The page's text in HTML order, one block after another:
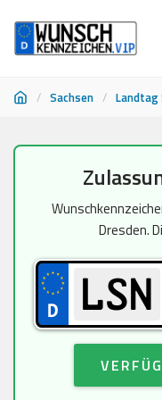
/ Sachsen / Landtag
springen
Dresden.